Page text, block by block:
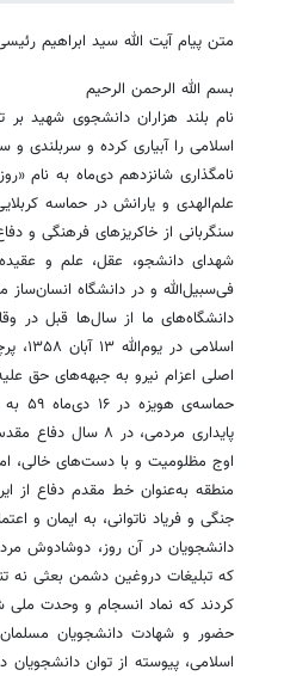
متن پیام آیت الله سید ابراهیم
بسم الله الرحمن الرحیم
نام بلند هزاران دانشجوی شهید
اسلامی را آبیاری کرده و سربلندی
نامگذاری شانزدهم دی‌ماه به نام
علم‌الهدی و یارانش در حماسه
سنگربانی از خاکریزهای فرهنگی و
شهدای دانشجو، عقل، علم و
فی‌سبیل‌الله و در دانشگاه انسان‌ساز
اصلی اعزام نیرو به جبهه‌های حق
پایداری مردمی،
اوج مظلومیت و با دست‌های خالی،
منطقه به‌عنوان خط مقدم دفاع از
جنگی و فریاد ناتوانی، به ایمان و
دانشجویان در آن روز، دوشادوش
که تبلیغات دروغین دشمن بعثی نه
کردند که نماد انسجام و وحدت ملی
حضور و شهادت دانشجویان
اسلامی، پیوسته از توان